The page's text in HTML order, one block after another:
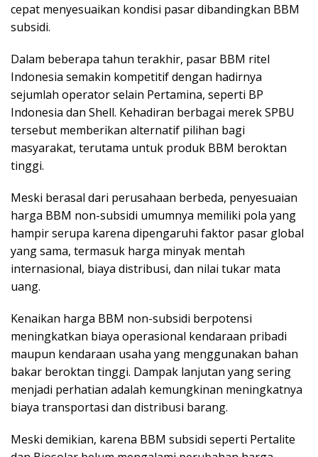
cepat menyesuaikan kondisi pasar dibandingkan BBM
subsidi.
Dalam beberapa tahun terakhir, pasar BBM ritel
Indonesia semakin kompetitif dengan hadirnya
sejumlah operator selain Pertamina, seperti BP
Indonesia dan Shell. Kehadiran berbagai merek SPBU
tersebut memberikan alternatif pilihan bagi
masyarakat, terutama untuk produk BBM beroktan
tinggi.
Meski berasal dari perusahaan berbeda, penyesuaian
harga BBM non-subsidi umumnya memiliki pola yang
hampir serupa karena dipengaruhi faktor pasar global
yang sama, termasuk harga minyak mentah
internasional, biaya distribusi, dan nilai tukar mata
uang.
Kenaikan harga BBM non-subsidi berpotensi
meningkatkan biaya operasional kendaraan pribadi
maupun kendaraan usaha yang menggunakan bahan
bakar beroktan tinggi. Dampak lanjutan yang sering
menjadi perhatian adalah kemungkinan meningkatnya
biaya transportasi dan distribusi barang.
Meski demikian, karena BBM subsidi seperti Pertalite